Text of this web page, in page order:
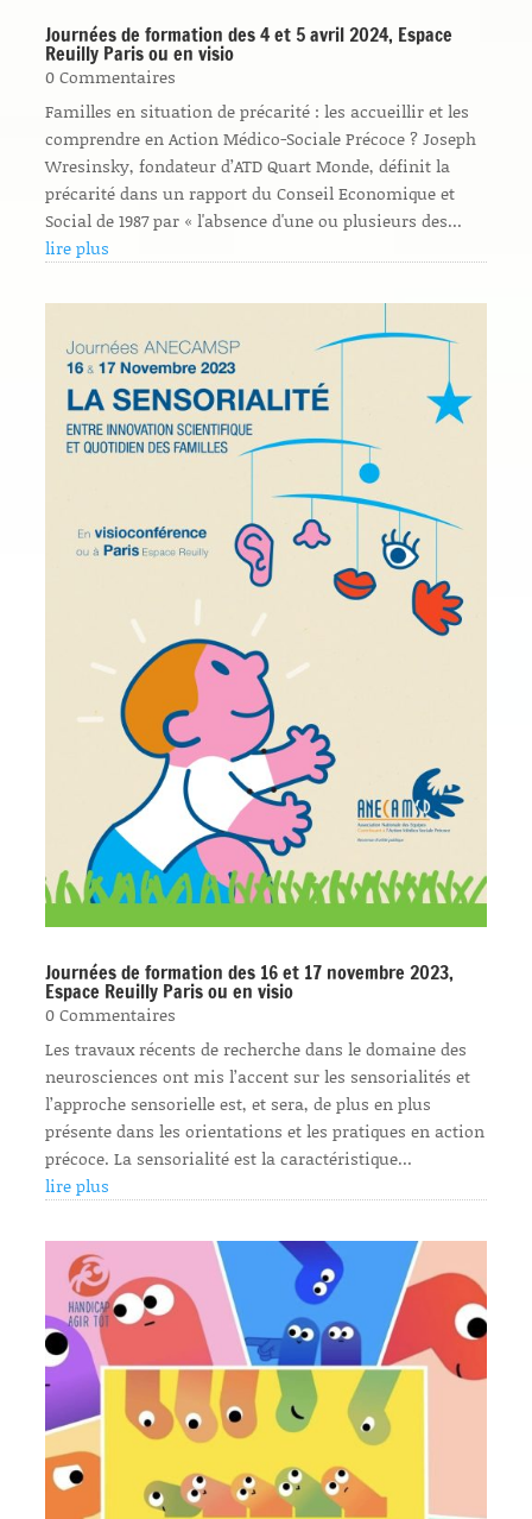
Journées de formation des 4 et 5 avril 2024, Espace
Reuilly Paris ou en visio
0 Commentaires
Familles en situation de précarité : les accueillir et les
comprendre en Action Médico-Sociale Précoce ? Joseph
Wresinsky, fondateur d’ATD Quart Monde, définit la
précarité dans un rapport du Conseil Economique et
Social de 1987 par « l'absence d'une ou plusieurs des...
lire plus
Journées de formation des 16 et 17 novembre 2023,
Espace Reuilly Paris ou en visio
0 Commentaires
Les travaux récents de recherche dans le domaine des
neurosciences ont mis l’accent sur les sensorialités et
l’approche sensorielle est, et sera, de plus en plus
présente dans les orientations et les pratiques en action
précoce. La sensorialité est la caractéristique...
lire plus